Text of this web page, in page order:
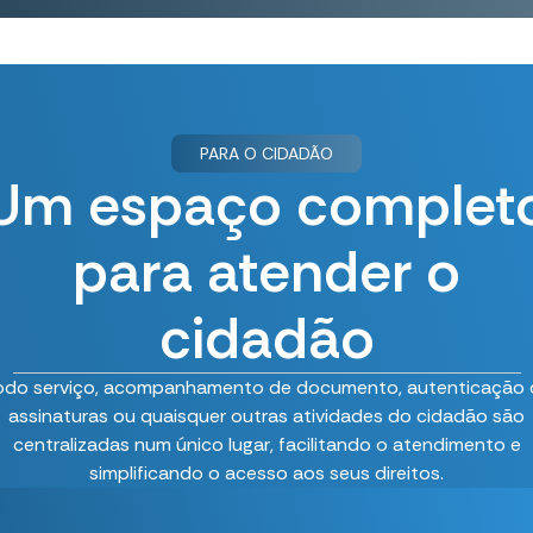
PARA O CIDADÃO
espaço
para atender o
cidadão
serviço, acompanhamento de documento, autenticação
assinaturas ou quaisquer outras atividades do cidadão são
centralizadas num único lugar, facilitando o atendimento e
simplificando o acesso aos seus direitos.